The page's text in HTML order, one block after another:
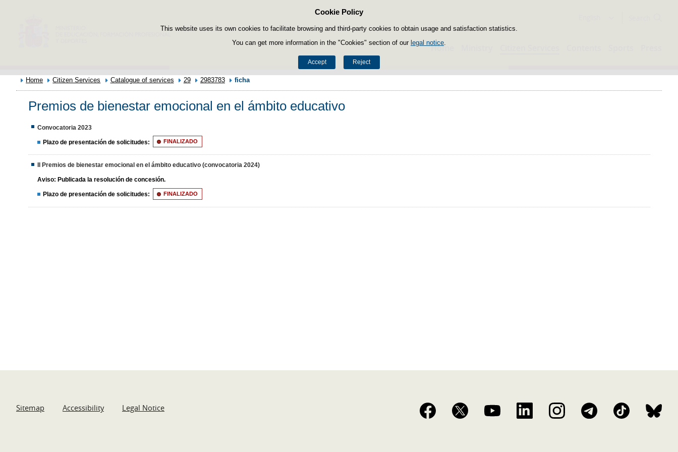
Cookie Policy
This website uses its own cookies to facilitate browsing and third-party cookies to obtain usage and satisfaction statistics.
You can get more information in the "Cookies" section of our legal notice
Accept Reject
Skip to content
Home
Home Citizen Services Catalogue of services 29 2983783 ficha
Premios de bienestar emocional en el ámbito educativo
Convocatoria 2023
Plazo de presentación de solicitudes: FINALIZADO
II Premios de bienestar emocional en el ámbito educativo (convocatoria 2024)
Aviso: Publicada la resolución de concesión.
Plazo de presentación de solicitudes: FINALIZADO
Sitemap Accessibility Legal Notice